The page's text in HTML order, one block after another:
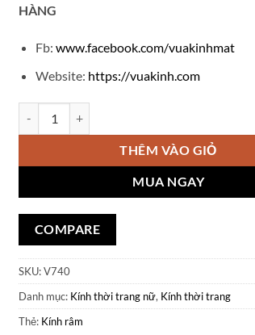
HÀNG
Fb:www.facebook.com/vuakinhmat
Website: https://vuakinh.com
THÊM VÀO GIỎ
MUA NGAY
COMPARE
SKU:V740
Danh mục: Kính thời trang nữ, Kính thời trang
Thẻ: Kính râm